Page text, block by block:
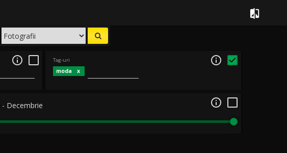


moda
Tag-uri 
- Decembrie 